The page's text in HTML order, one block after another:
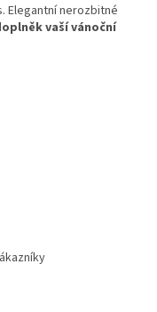
Elegantní nerozbitné
vaší vánoční